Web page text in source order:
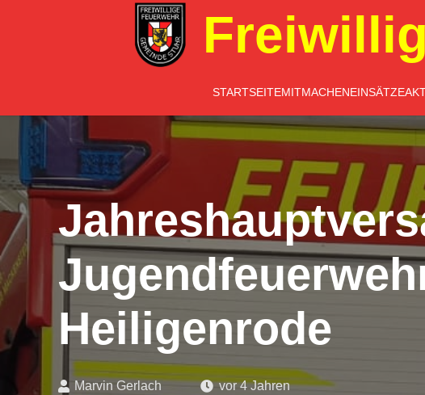
STARTSEITEMITMACHENEINSÄTZE
Heiligenrode
Marvin Gerlach vor 4 Jahren